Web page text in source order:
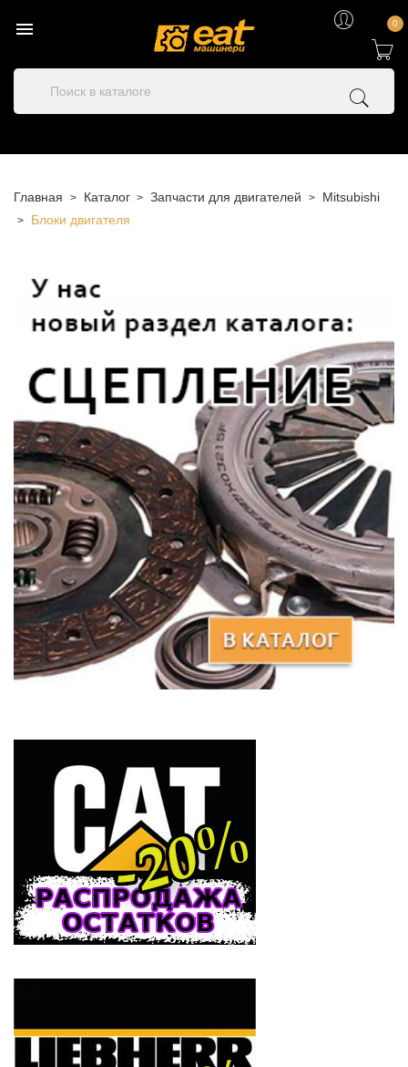
 0
Главная Каталог Запчасти для двигателей
Mitsubishi
Блоки двигателя